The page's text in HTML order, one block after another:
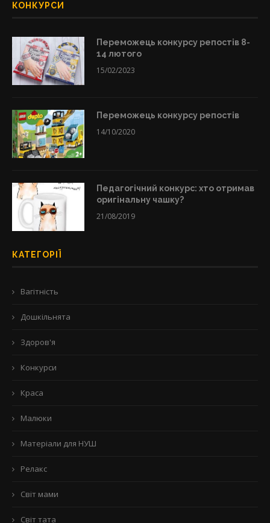
КОНКУРСИ
Переможець конкурсу репостів 8-
14 лютого
15/02/2023
Переможець конкурсу репостів
14/10/2020
Педагогічний конкурс: хто отримав
оригінальну чашку?
21/08/2019
КАТЕГОРІЇ
Вагітність
Дошкільнята
Здоров'я
Конкурси
Краса
Малюки
Матеріали для НУШ
Релакс
Світ мами
Світ тата